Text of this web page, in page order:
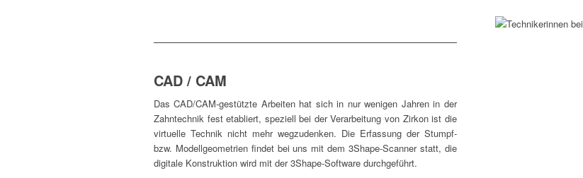
CAD / CAM
Das CAD/CAM-gestützte Arbeiten hat sich in nur wenigen Jahren in der
Zahntechnik fest etabliert, speziell bei der Verarbeitung von Zirkon ist die
virtuelle Technik nicht mehr wegzudenken. Die Erfassung der Stumpf-
bzw. Modellgeometrien findet bei uns mit dem 3Shape-Scanner statt, die
digitale Konstruktion wird mit der 3Shape-Software durchgeführt.